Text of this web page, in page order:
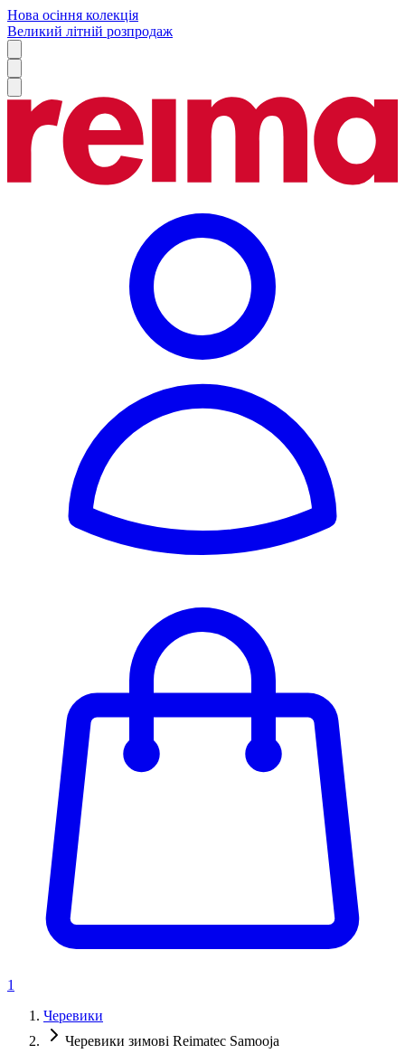
Нова осіння колекція
Великий літній розпродаж
1
Черевики
Черевики зимові Reimatec Samooja